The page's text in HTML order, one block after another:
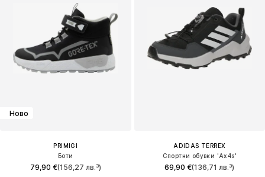
Ново
PRIMIGI
Боти
79,90 €(156,27 лв.³)
ADIDAS TERREX
Спортни обувки 'Ax4s'
69,90 €(136,71 лв.³)